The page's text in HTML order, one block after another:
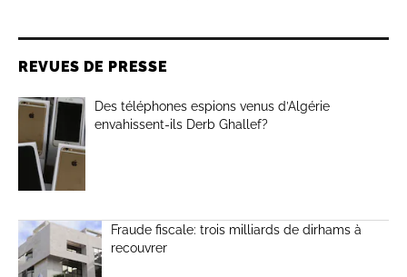
REVUES DE PRESSE
Des téléphones espions venus d’Algérie
envahissent-ils Derb Ghallef?
Fraude fiscale: trois milliards de dirhams à
recouvrer